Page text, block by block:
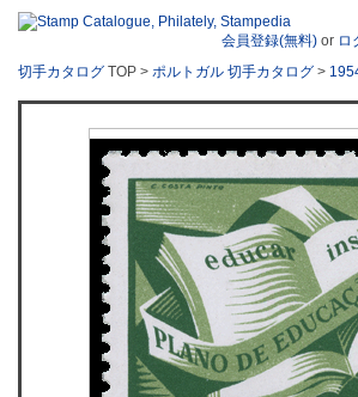
会員登録(無料) or ロ
切手カタログ TOP > ポルトガル 切手カタログ >